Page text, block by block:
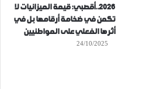
2026..أقصبي: قيمة الميزانيات لا
تكمن في ضخامة أرقامها بل في
أثرها الفعلي على المواطنيين
24/10/2025